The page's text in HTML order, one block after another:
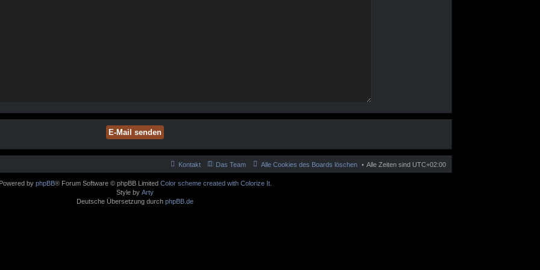
Alle Zeiten sind UTC+02:00
Alle Cookies des Boards löschen
Das Team
Kontakt
Powered by phpBB® Forum Software © phpBB Limited Color scheme created with Colorize It.
Style by Arty
Deutsche Übersetzung durch phpBB.de